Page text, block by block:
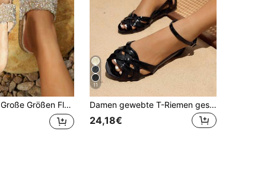
Große Größen Flauschige schwarze Sandalen mit Metallschnalle, Slip-On Lässig Hausschuhe mit Diamant Pailletten für Zuhause & Strand, Grau
11
Damen gewebte T-Riemen geschlossene Zehen Cut Out flache römische Sandalen
24,18€